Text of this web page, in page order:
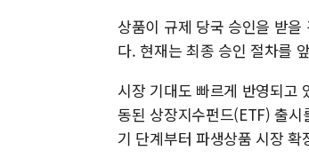
상품이 규제 당국 승인을 받
다. 현재는 최종 승인 절차를
시장 기대도 빠르게 반영되
동된 상장지수펀드(ETF) 출
기 단계부터 파생상품 시장